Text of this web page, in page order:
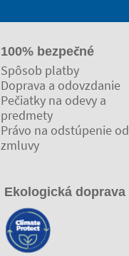
100% bezpečné
Spôsob platby
Doprava a odovzdanie
Pečiatky na odevy a
predmety
Právo na odstúpenie od
zmluvy
Ekologická doprava